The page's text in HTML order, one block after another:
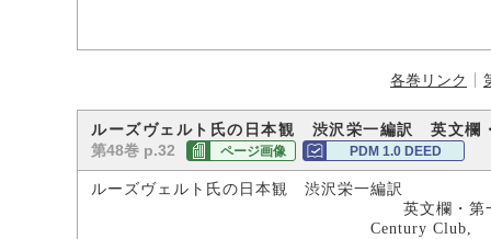
各巻リンク
ルーズヴェルト氏の日本観 渋沢栄一編訳 英文欄
第48巻 p.32 ページ画像 PDM 1.0 DEED
ルーズヴェルト氏の日本観 渋沢栄一編訳
英文欄・第一七頁 大正
Century Club,